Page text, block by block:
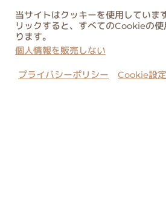
当サイトはクッキーを使用していま
リックすると、すべてのCookieの
ります。
個人情報を販売しない
プライバシーポリシー Cookie設定